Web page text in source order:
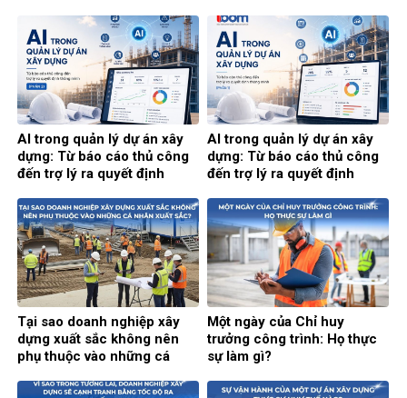
AI trong quản lý dự án xây
dựng: Từ báo cáo thủ công
đến trợ lý ra quyết định
AI trong quản lý dự án xây
dựng: Từ báo cáo thủ công
đến trợ lý ra quyết định
Tại sao doanh nghiệp xây
dựng xuất sắc không nên
phụ thuộc vào những cá
Một ngày của Chỉ huy
trưởng công trình: Họ thực
sự làm gì?